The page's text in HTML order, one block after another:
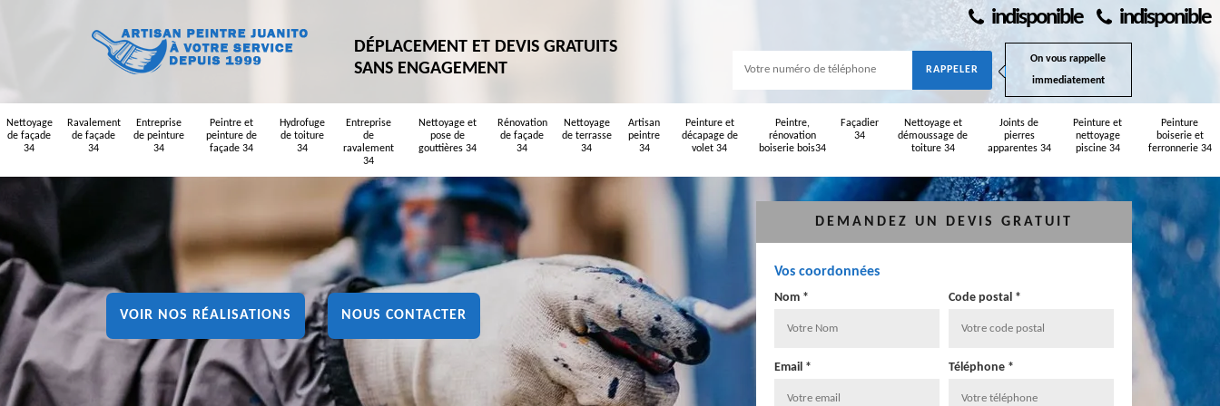
indisponible indisponible
DÉPLACEMENT ET DEVIS GRATUITS
SANS ENGAGEMENT
On vous rappelle
immediatement
Nettoyage
de façade
34
Ravalement
de façade
34
Entreprise
de peinture
34
Peintre et
peinture de
façade 34
Hydrofuge
de toiture
34
Entreprise
de
ravalement
34
Nettoyage et
pose de
gouttières 34
Rénovation
de façade
34
Nettoyage
de terrasse
34
Artisan
peintre
34
Peinture et
décapage de
volet 34
Peintre,
rénovation
boiserie bois34
Façadier
34
Nettoyage et
démoussage de
toiture 34
Joints de
pierres
apparentes 34
Peinture et
nettoyage
piscine 34
Peinture
boiserie et
ferronnerie 34
VOIR NOS RÉALISATIONS NOUS CONTACTER
DEMANDEZ UN DEVIS GRATUIT
Vos coordonnées
Nom * Code postal *
Email * Téléphone *